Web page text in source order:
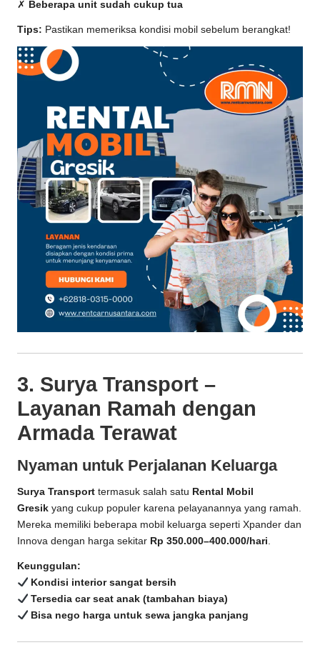
✗ Beberapa unit sudah cukup tua
Tips: Pastikan memeriksa kondisi mobil sebelum berangkat!
3. Surya Transport –
Layanan Ramah dengan
Armada Terawat
Nyaman untuk Perjalanan Keluarga
Surya Transport termasuk salah satu Rental Mobil
Gresik yang cukup populer karena pelayanannya yang ramah.
Mereka memiliki beberapa mobil keluarga seperti Xpander dan
Innova dengan harga sekitar Rp 350.000–400.000/hari
Keunggulan:
Kondisi interior sangat bersih
Tersedia car seat anak (tambahan biaya)
Bisa nego harga untuk sewa jangka panjang